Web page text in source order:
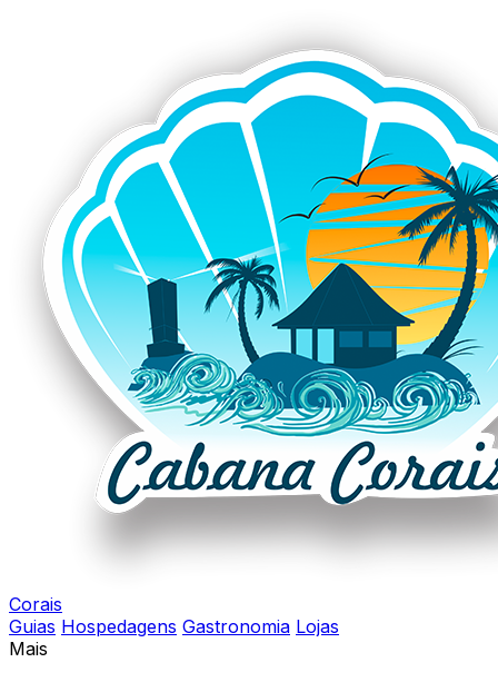
Corais
Guias Hospedagens Gastronomia Lojas
Mais